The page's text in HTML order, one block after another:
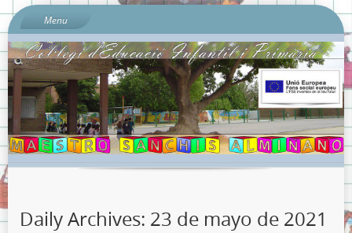
Menu
Inici
Sobre l’escola
Documents del Centre:
Per què «Sanchis Almiñano»?
L’ombú: el nostre preciós arbre
On és l’escola?
Calendari escolar 2023-2024
Daily Archives: 23 de mayo de 2021